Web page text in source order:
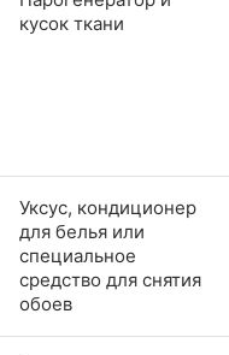
кусок ткани
Уксус, кондиционер
для белья или
специальное
средство для снятия
обоев